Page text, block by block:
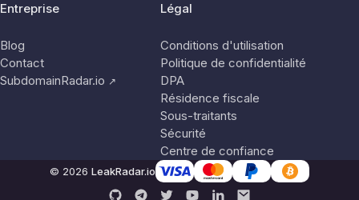
Entreprise
Blog
Contact
SubdomainRadar.io ↗
Légal
Conditions d'utilisation
Politique de confidentialité
DPA
Résidence fiscale
Sous-traitants
Sécurité
Centre de confiance
© 2026 LeakRadar.io